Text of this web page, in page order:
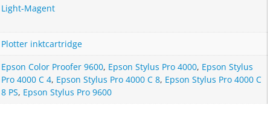
Light-Magent
Plotter inktcartridge
Epson Color Proofer 9600, Epson Stylus Pro 4000, Epson Stylus
Pro 4000 C 4, Epson Stylus Pro 4000 C 8, Epson Stylus Pro 4000 C
8 PS, Epson Stylus Pro 9600